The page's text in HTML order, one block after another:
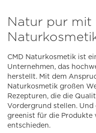
Natur pur mit
CMD Naturkosmetik ist
Unternehmen, das
herstellt. Mit dem
Naturkosmetik großen
Rezepturen, die die
Vordergrund stellen. Und
greenist für die Produkte
entschieden.